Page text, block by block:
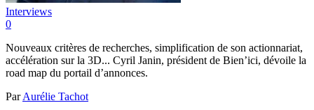
Interviews
0
Nouveaux critères de recherches, simplification de son actionnariat,
accélération sur la 3D... Cyril Janin, président de Bien’ici, dévoile la
road map du portail d’annonces.
ParAurélie Tachot